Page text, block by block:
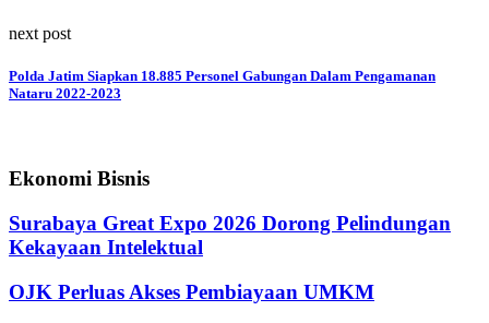
next post
Polda Jatim Siapkan 18.885 Personel Gabungan Dalam Pengamanan
Nataru 2022-2023
Ekonomi Bisnis
Surabaya Great Expo 2026 Dorong Pelindungan
Kekayaan Intelektual
OJK Perluas Akses Pembiayaan UMKM